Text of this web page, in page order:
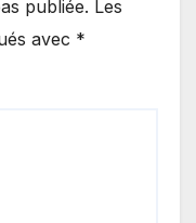
publiée. Les
avec *